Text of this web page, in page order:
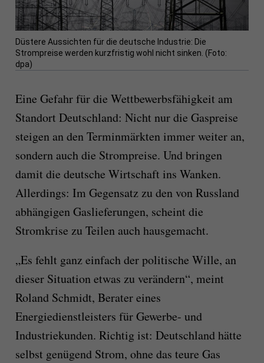
Düstere Aussichten für die deutsche Industrie: Die
Strompreise werden kurzfristig wohl nicht sinken. (Foto:
dpa)
Eine Gefahr für die Wettbewerbsfähigkeit am
Standort Deutschland: Nicht nur die Gaspreise
steigen an den Terminmärkten immer weiter an,
sondern auch die Strompreise. Und bringen
damit die deutsche Wirtschaft ins Wanken.
Allerdings: Im Gegensatz zu den von Russland
abhängigen Gaslieferungen, scheint die
Stromkrise zu Teilen auch hausgemacht.
„Es fehlt ganz einfach der politische Wille, an
dieser Situation etwas zu verändern“, meint
Roland Schmidt, Berater eines
Energiedienstleisters für Gewerbe- und
Industriekunden. Richtig ist: Deutschland hätte
selbst genügend Strom, ohne das teure Gas